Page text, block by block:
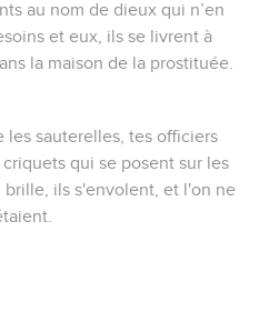
au nom de dieux qui n’en
et eux, ils se livrent à
la maison de la prostituée.
les sauterelles, tes officiers
qui se posent sur les
brille, ils s'envolent, et l'on ne